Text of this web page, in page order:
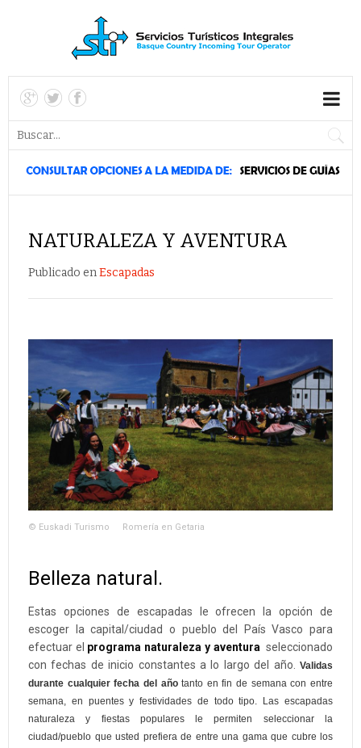
NATURALEZA Y AVENTURA
Publicado enEscapadas
© Euskadi Turismo Romería en Getaria
Belleza natural.
Estas opciones de escapadas le ofrecen la opción de
escoger la capital/ciudad o pueblo del País Vasco para
efectuar el programa naturaleza y aventura seleccionado
con fechas de inicio constantes a lo largo del año. Validas
durante cualquier fecha del añotanto en fin de semana con entre
semana, en puentes y festividades de todo tipo. Las escapadas
naturaleza y fiestas populares le permiten seleccionar la
ciudad/pueblo que usted prefiera de entre una gama que cubre los